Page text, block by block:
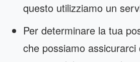
questo utilizziamo un
Per determinare la tua
che possiamo